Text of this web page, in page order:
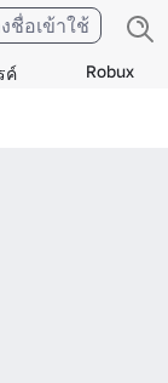
ค์ Robux
ชื่อเข้าใช้